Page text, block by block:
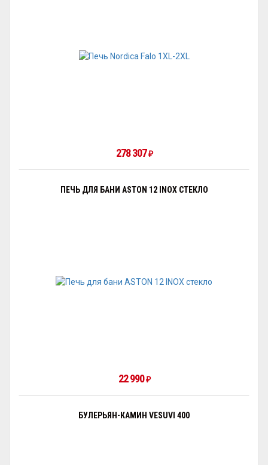
278 307₽
ПЕЧЬ ДЛЯ БАНИ ASTON 12 INOX СТЕКЛО
22 990₽
БУЛЕРЬЯН-КАМИН VESUVI 400